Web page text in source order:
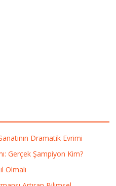
Dramatik Evrimi
Gerçek Şampiyon Kim?
Olmalı